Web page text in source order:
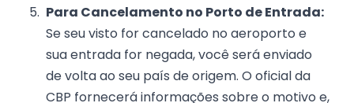
Para Cancelamento no Porto de Entrada:
Se seu visto for cancelado no aeroporto e
sua entrada for negada, você será enviado
de volta ao seu país de origem. O oficial da
CBP fornecerá informações sobre o motivo e,